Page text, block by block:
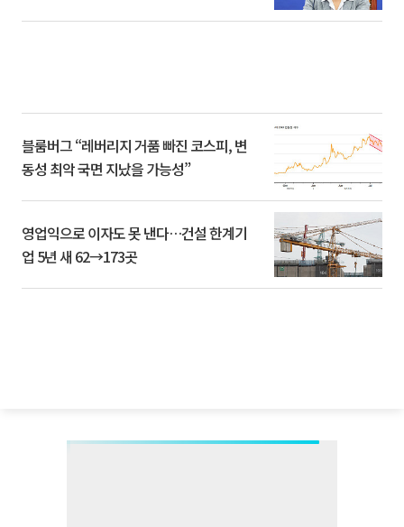
블룸버그 “레버리지 거품 빠진 코스피, 변
동성 최악 국면 지났을 가능성”
영업익으로 이자도 못 낸다…건설 한계기
업 5년 새 62→173곳